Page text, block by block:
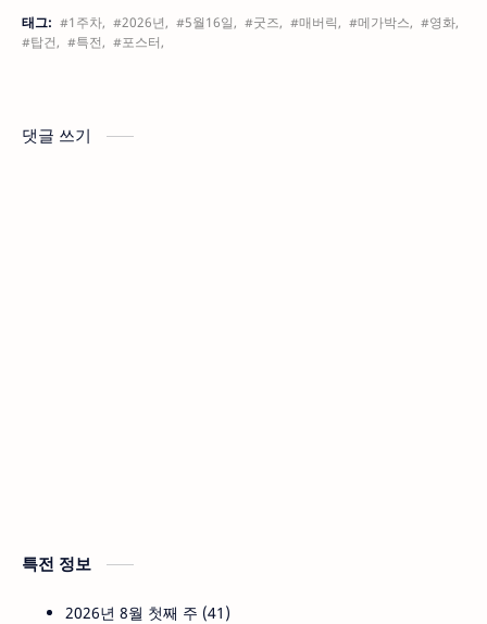
태그: #1주차, #2026년, #5월16일, #굿즈, #매버릭, #메가박스, #영화,
#탑건, #특전, #포스터,
댓글 쓰기
특전 정보
2026년 8월 첫째 주 41